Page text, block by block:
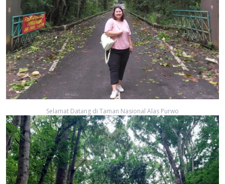
Selamat Datang di Taman Nasional Alas Purwo